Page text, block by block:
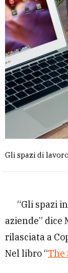
Gli spazi di
“Gli spazi
aziende” dice
rilasciata a
Nel libro “The